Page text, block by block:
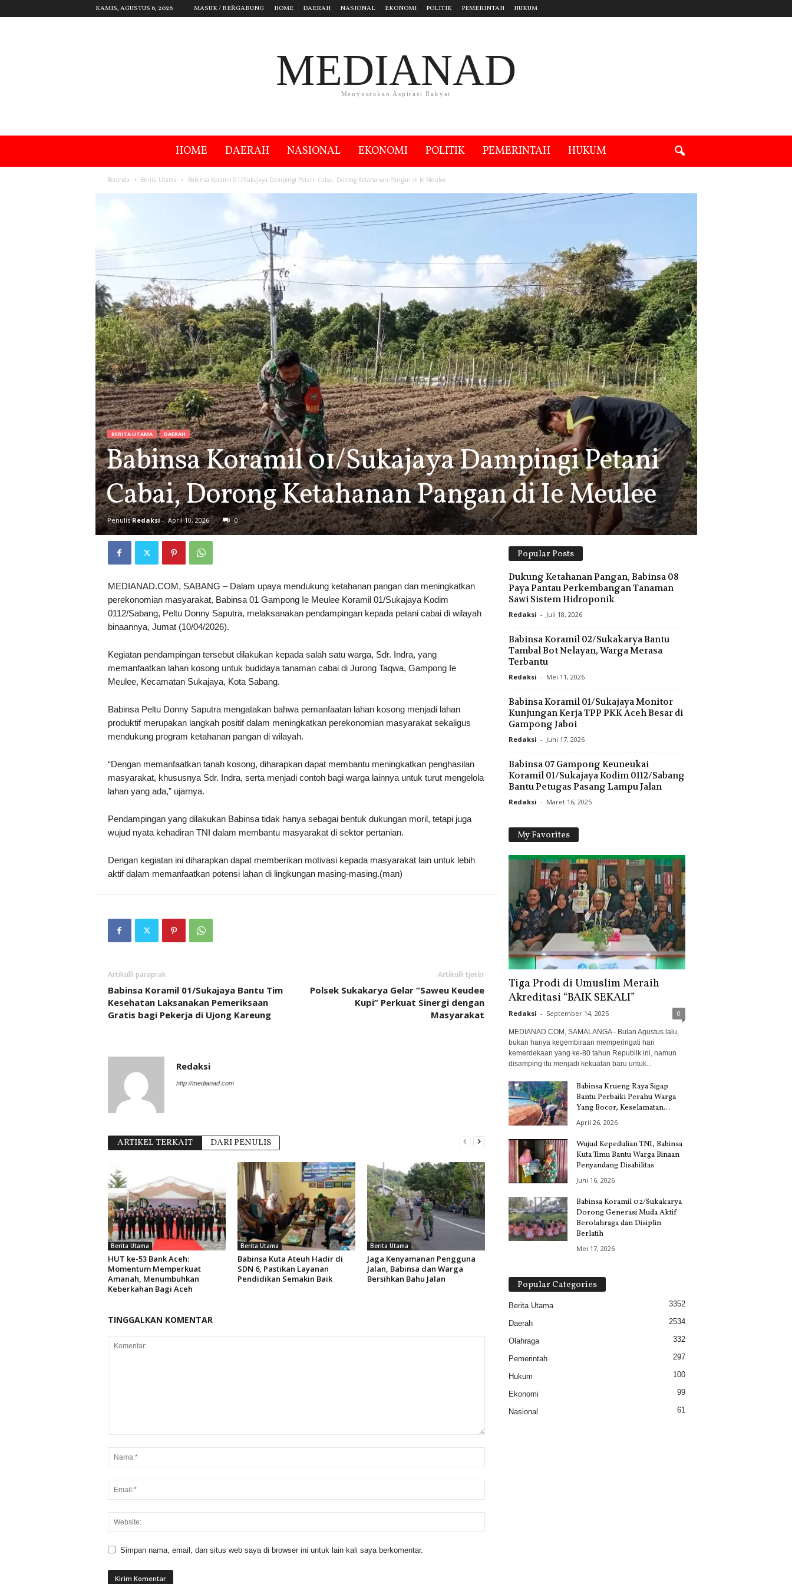
KAMIS, AGUSTUS 6, 2026 MASUK / BERGABUNG HOME DAERAH NASIONAL EKONOMI POLITIK PEMERINTAH HUKUM
MEDIANAD
Menyuarakan Aspirasi Rakyat
HOME DAERAH NASIONAL EKONOMI POLITIK PEMERINTAH HUKUM
Beranda Berita Utama Babinsa Koramil 01/Sukajaya Dampingi Petani Cabai, Dorong Ketahanan Pangan di Ie Meulee
BERITA UTAMA DAERAH
Babinsa Koramil 01/Sukajaya Dampingi Petani
Cabai, Dorong Ketahanan Pangan di Ie Meulee
Penulis Redaksi- April 10, 2026 0
MEDIANAD.COM, SABANG – Dalam upaya mendukung ketahanan pangan dan meningkatkan
perekonomian masyarakat, Babinsa 01 Gampong Ie Meulee Koramil 01/Sukajaya Kodim
0112/Sabang, Peltu Donny Saputra, melaksanakan pendampingan kepada petani cabai di wilayah
binaannya, Jumat (10/04/2026).
Kegiatan pendampingan tersebut dilakukan kepada salah satu warga, Sdr. Indra, yang
memanfaatkan lahan kosong untuk budidaya tanaman cabai di Jurong Taqwa, Gampong Ie
Meulee, Kecamatan Sukajaya, Kota Sabang.
Babinsa Peltu Donny Saputra mengatakan bahwa pemanfaatan lahan kosong menjadi lahan
produktif merupakan langkah positif dalam meningkatkan perekonomian masyarakat sekaligus
mendukung program ketahanan pangan di wilayah.
“Dengan memanfaatkan tanah kosong, diharapkan dapat membantu meningkatkan penghasilan
masyarakat, khususnya Sdr. Indra, serta menjadi contoh bagi warga lainnya untuk turut mengelola
lahan yang ada,” ujarnya.
Pendampingan yang dilakukan Babinsa tidak hanya sebagai bentuk dukungan moril, tetapi juga
wujud nyata kehadiran TNI dalam membantu masyarakat di sektor pertanian.
Dengan kegiatan ini diharapkan dapat memberikan motivasi kepada masyarakat lain untuk lebih
aktif dalam memanfaatkan potensi lahan di lingkungan masing-masing.(man)
Artikulli paraprak
Babinsa Koramil 01/Sukajaya Bantu Tim
Kesehatan Laksanakan Pemeriksaan
Gratis bagi Pekerja di Ujong Kareung
Artikulli tjetër
Polsek Sukakarya Gelar “Saweu Keudee
Kupi” Perkuat Sinergi dengan
Masyarakat
Redaksi
http://medianad.com
ARTIKEL TERKAIT DARI PENULIS
Berita Utama
HUT ke-53 Bank Aceh:
Momentum Memperkuat
Amanah, Menumbuhkan
Keberkahan Bagi Aceh
Berita Utama
Babinsa Kuta Ateuh Hadir di
SDN 6, Pastikan Layanan
Pendidikan Semakin Baik
Berita Utama
Jaga Kenyamanan Pengguna
Jalan, Babinsa dan Warga
Bersihkan Bahu Jalan
TINGGALKAN KOMENTAR
Simpan nama, email, dan situs web saya di browser ini untuk lain kali saya berkomentar.
Popular Posts
Dukung Ketahanan Pangan, Babinsa 08
Paya Pantau Perkembangan Tanaman
Sawi Sistem Hidroponik
Redaksi - Juli 18, 2026
Babinsa Koramil 02/Sukakarya Bantu
Tambal Bot Nelayan, Warga Merasa
Terbantu
Redaksi - Mei 11, 2026
Babinsa Koramil 01/Sukajaya Monitor
Kunjungan Kerja TPP PKK Aceh Besar di
Gampong Jaboi
Redaksi - Juni 17, 2026
Babinsa 07 Gampong Keuneukai
Koramil 01/Sukajaya Kodim 0112/Sabang
Bantu Petugas Pasang Lampu Jalan
Redaksi - Maret 16, 2025
My Favorites
Tiga Prodi di Umuslim Meraih
Akreditasi “BAIK SEKALI”
Redaksi - September 14, 2025 0
MEDIANAD.COM, SAMALANGA - Bulan Agustus lalu,
bukan hanya kegembiraan memperingati hari
kemerdekaan yang ke-80 tahun Republik ini, namun
disamping itu menjadi kekuatan baru untuk...
Babinsa Krueng Raya Sigap
Bantu Perbaiki Perahu Warga
Yang Bocor, Keselamatan...
April 26, 2026
Wujud Kepedulian TNI, Babinsa
Kuta Timu Bantu Warga Binaan
Penyandang Disabilitas
Juni 16, 2026
Babinsa Koramil 02/Sukakarya
Dorong Generasi Muda Aktif
Berolahraga dan Disiplin
Berlatih
Mei 17, 2026
Popular Categories
Berita Utama 3352
Daerah 2534
Olahraga 332
Pemerintah 297
Hukum 100
Ekonomi 99
Nasional 61